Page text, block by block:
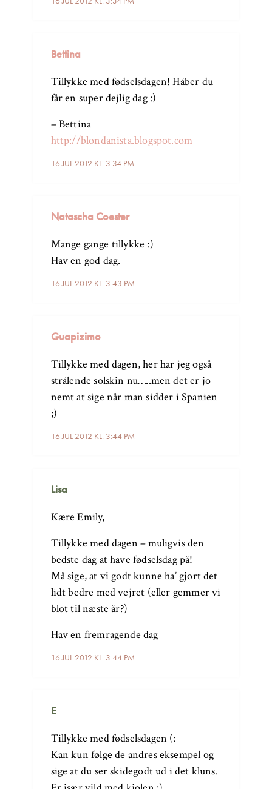
Bettina
16 JUL 2012 KL. 3:34 PM
Tillykke med fødselsdagen! Håber du
får en super dejlig dag :)
– Bettina
http://blondanista.blogspot.com
Natascha Coester
16 JUL 2012 KL. 3:43 PM
Mange gange tillykke :)
Hav en god dag.
Guapizimo
16 JUL 2012 KL. 3:44 PM
Tillykke med dagen, her har jeg også
strålende solskin nu…..men det er jo
nemt at sige når man sidder i Spanien
;)
Lisa
16 JUL 2012 KL. 3:44 PM
Kære Emily,
Tillykke med dagen – muligvis den
bedste dag at have fødselsdag på!
Må sige, at vi godt kunne ha’ gjort det
lidt bedre med vejret (eller gemmer vi
blot til næste år?)
Hav en fremragende dag
E
Tillykke med fødselsdagen (:
Kan kun følge de andres eksempel og
sige at du ser skidegodt ud i det kluns.